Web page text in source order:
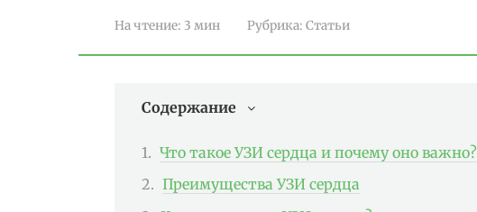
На чтение: 3 мин Рубрика: Статьи
Содержание
Что такое УЗИ сердца и почему оно важно?
Преимущества УЗИ сердца